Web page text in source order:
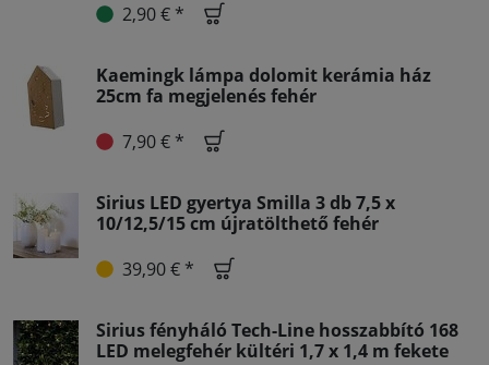
2,90 € *
Kaemingk lámpa dolomit kerámia ház
25cm fa megjelenés fehér
7,90 € *
Sirius LED gyertya Smilla 3 db 7,5 x
10/12,5/15 cm újratölthető fehér
39,90 € *
Sirius fényháló Tech-Line hosszabbító 168
LED melegfehér kültéri 1,7 x 1,4 m fekete